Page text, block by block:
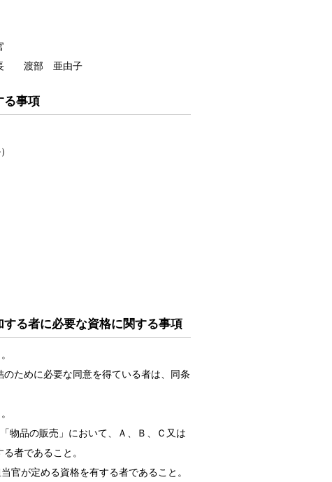
亜由子
る事項
る者に必要な資格に関する事項
ために必要な同意を得ている者は、同条
物品の販売」において、Ａ、Ｂ、Ｃ又は
者であること。
官が定める資格を有する者であること。